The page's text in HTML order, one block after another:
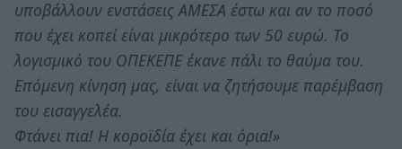
υποβάλλουν ενστάσεις ΑΜΕΣΑ έστω και αν το ποσό
που έχει κοπεί είναι μικρότερο των 50 ευρώ. Το
λογισμικό του ΟΠΕΚΕΠΕ έκανε πάλι το θαύμα του.
Επόμενη κίνηση μας, είναι να ζητήσουμε παρέμβαση
του εισαγγελέα.
Φτάνει πια! Η κοροϊδία έχει και όρια!»